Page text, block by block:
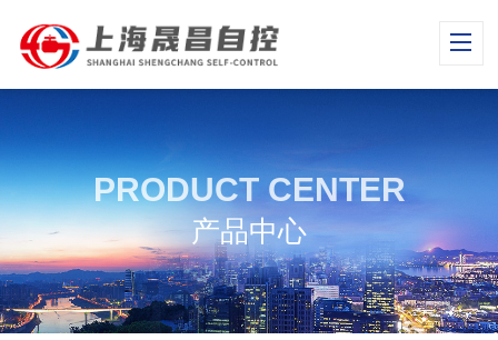
PRODUCT CENTER
产品中心